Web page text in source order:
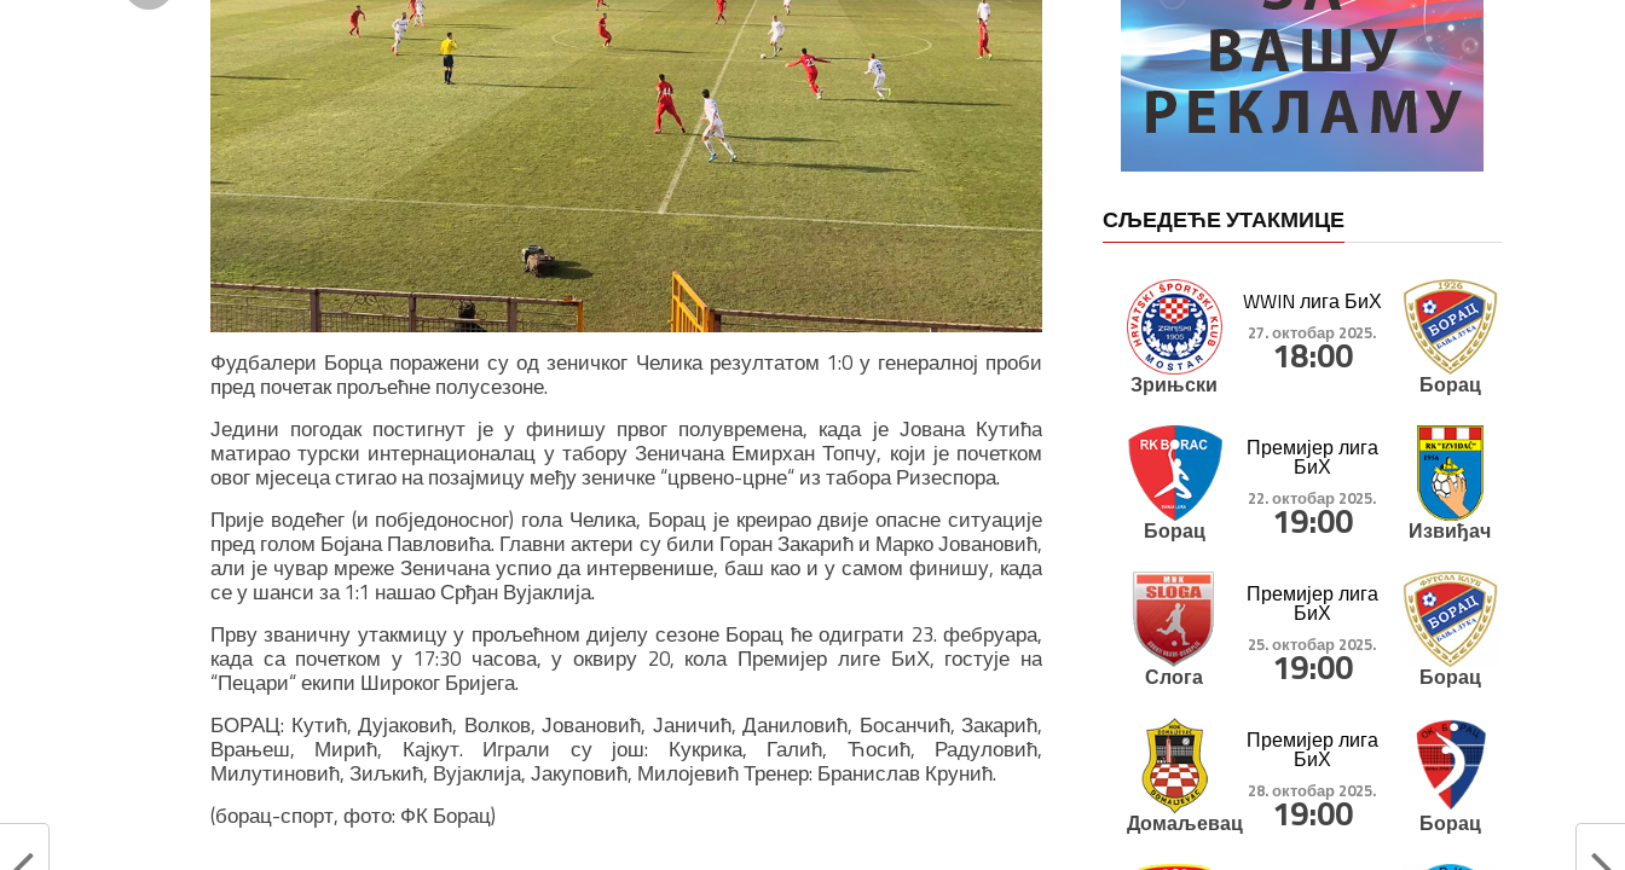
Фудбалери Борца поражени су од зеничког Челика резултатом 1:0 у генералној проби
пред почетак прољећне полусезоне.
Једини погодак постигнут је у финишу првог полувремена, када је Јована Кутића
матирао турски интернационалац у табору Зеничана Емирхан Топчу, који је почетком
овог мјесеца стигао на позајмицу међу зеничке “црвено-црне“ из табора Ризеспора.
Прије водећег (и побједоносног) гола Челика, Борац је креирао двије опасне ситуације
пред голом Бојана Павловића. Главни актери су били Горан Закарић и Марко Јовановић,
али је чувар мреже Зеничана успио да интервенише, баш као и у самом финишу, када
се у шанси за 1:1 нашао Срђан Вујаклија.
Прву званичну утакмицу у прољећном дијелу сезоне Борац ће одиграти 23. фебруара,
када са почетком у 17:30 часова, у оквиру 20, кола Премијер лиге БиХ, гостује на
“Пецари“ екипи Широког Бријега.
БОРАЦ: Кутић, Дујаковић, Волков, Јовановић, Јаничић, Даниловић, Босанчић, Закарић,
Врањеш, Мирић, Кајкут. Играли су још: Кукрика, Галић, Ћосић, Радуловић,
Милутиновић, Зиљкић, Вујаклија, Јакуповић, Милојевић Тренер: Бранислав Крунић.
(борац-спорт, фото: ФК Борац)
СЉЕДЕЋЕ УТАКМИЦЕ
Зрињски
WWIN лига БиХ
27. октобар 2025.
18:00
Борац
Борац
Премијер лига
БиХ
22. октобар 2025.
19:00 Извиђач
Слога
Премијер лига
БиХ
25. октобар 2025.
19:00 Борац
Домаљевац
Премијер лига
БиХ
28. октобар 2025.
19:00 Борац